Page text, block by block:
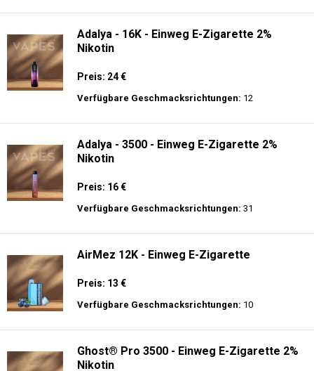
Adalya - 16K - Einweg E-Zigarette 2%
Nikotin
Preis: 24 €
Verfügbare Geschmacksrichtungen: 12
Adalya - 3500 - Einweg E-Zigarette 2%
Nikotin
Preis: 16 €
Verfügbare Geschmacksrichtungen: 31
AirMez 12K - Einweg E-Zigarette
Preis: 13 €
Verfügbare Geschmacksrichtungen: 10
Ghost® Pro 3500 - Einweg E-Zigarette 2%
Nikotin